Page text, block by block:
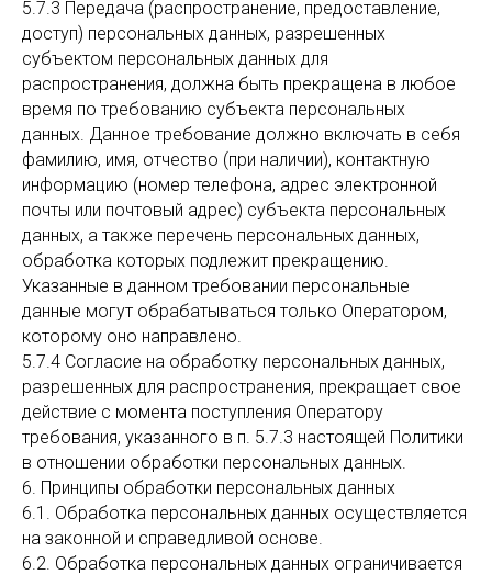
5.7.3 Передача (распространение, предоставление,
доступ) персональных данных, разрешенных
субъектом персональных данных для
распространения, должна быть прекращена в любое
время по требованию субъекта персональных
данных. Данное требование должно включать в себя
фамилию, имя, отчество (при наличии), контактную
информацию (номер телефона, адрес электронной
почты или почтовый адрес) субъекта персональных
данных, а также перечень персональных данных,
обработка которых подлежит прекращению.
Указанные в данном требовании персональные
данные могут обрабатываться только Оператором,
которому оно направлено.
5.7.4 Согласие на обработку персональных данных,
разрешенных для распространения, прекращает свое
действие с момента поступления Оператору
требования, указанного в п. 5.7.3 настоящей Политики
в отношении обработки персональных данных.
6. Принципы обработки персональных данных
6.1. Обработка персональных данных осуществляется
на законной и справедливой основе.
6.2. Обработка персональных данных ограничивается